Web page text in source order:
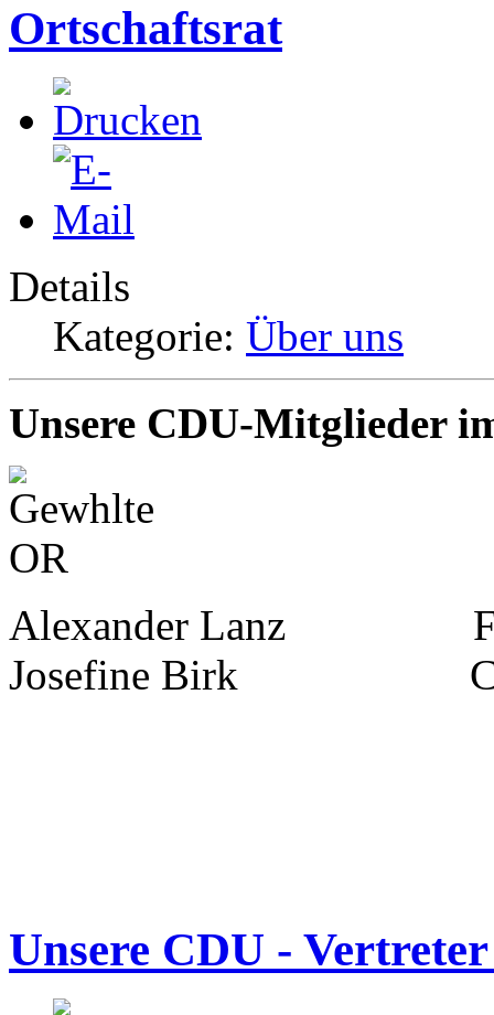
Ortschaftsrat
Details
Kategorie: Über uns
Unsere CDU-Mitglieder
Alexander
Josefine Birk
Unsere CDU -